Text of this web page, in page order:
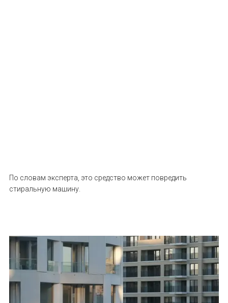
По словам эксперта, это средство может повредить
стиральную машину.